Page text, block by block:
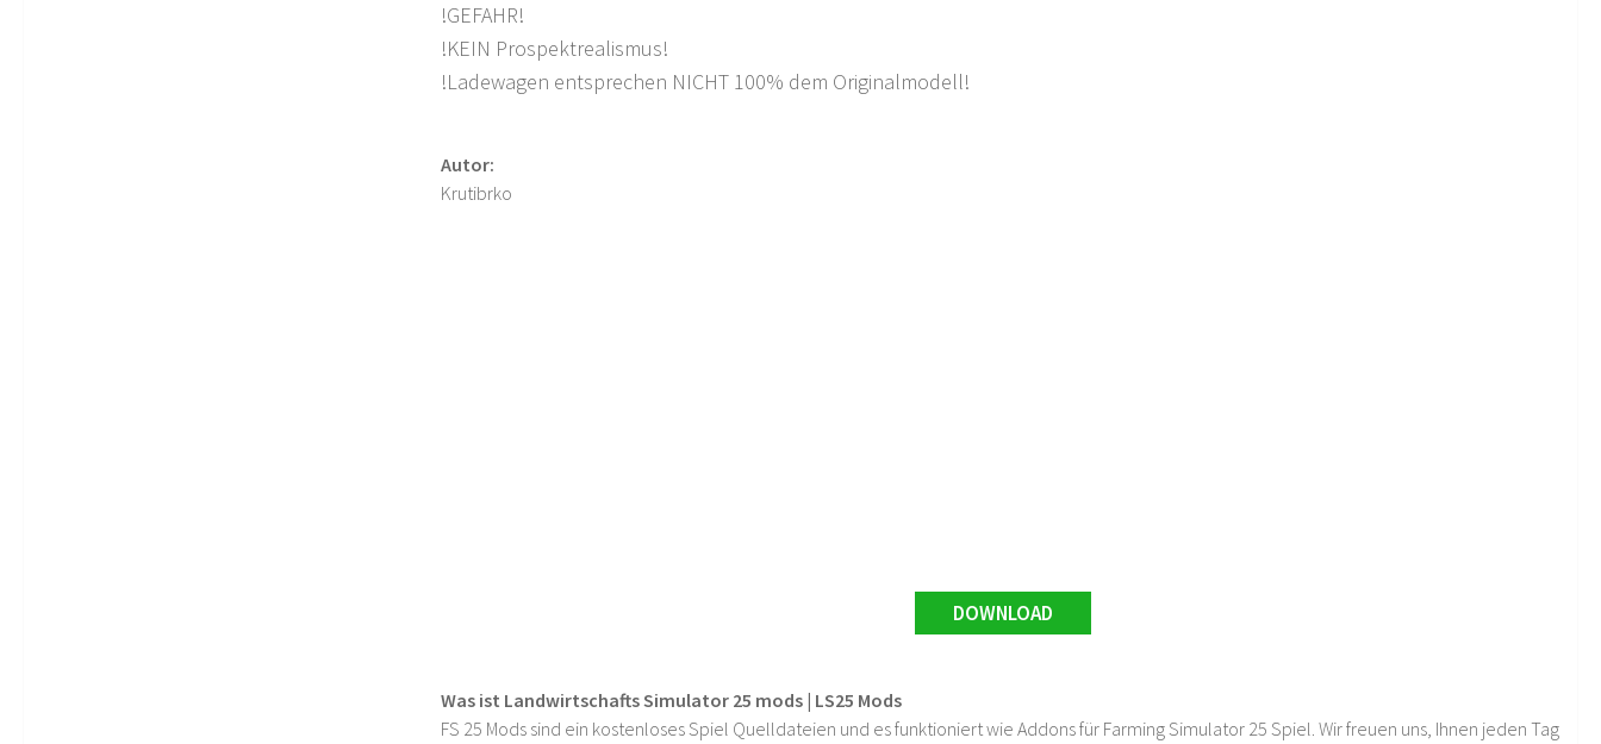
!GEFAHR!
!KEIN Prospektrealismus!
!Ladewagen entsprechen NICHT 100% dem Originalmodell!
Autor:
Krutibrko
DOWNLOAD
Was ist Landwirtschafts Simulator 25 mods | LS25 Mods
FS 25 Mods sind ein kostenloses Spiel Quelldateien und es funktioniert wie Addons für Farming Simulator 25 Spiel. Wir freuen uns, Ihnen jeden Tag